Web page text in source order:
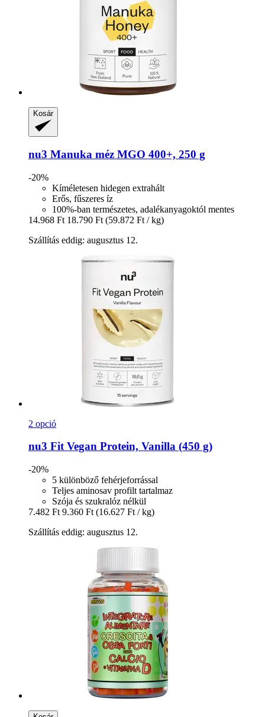
Kosár
nu3 Manuka méz MGO 400+, 250 g
-20%
Kíméletesen hidegen extrahált
Erős, fűszeres íz
100%-ban természetes, adalékanyagoktól mentes
14.968 Ft 18.790 Ft (59.872 Ft / kg)
Szállítás eddig: augusztus 12.
2 opció
nu3 Fit Vegan Protein, Vanilla (450 g)
-20%
5 különböző fehérjeforrással
Teljes aminosav profilt tartalmaz
Szója és szukralóz nélkül
7.482 Ft 9.360 Ft (16.627 Ft / kg)
Szállítás eddig: augusztus 12.